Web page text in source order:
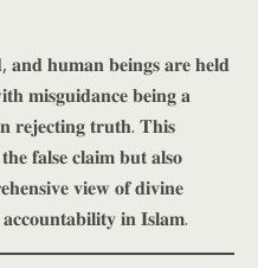
𝐚𝐧𝐝 𝐡𝐮𝐦𝐚𝐧 𝐛𝐞𝐢𝐧𝐠𝐬 𝐚𝐫𝐞 𝐡𝐞𝐥𝐝
𝐦𝐢𝐬𝐠𝐮𝐢𝐝𝐚𝐧𝐜𝐞 𝐛𝐞𝐢𝐧𝐠 𝐚
𝐫𝐞𝐣𝐞𝐜𝐭𝐢𝐧𝐠 𝐭𝐫𝐮𝐭𝐡. 𝐓𝐡𝐢𝐬
𝐟𝐚𝐥𝐬𝐞 𝐜𝐥𝐚𝐢𝐦 𝐛𝐮𝐭 𝐚𝐥𝐬𝐨
𝐯𝐢𝐞𝐰 𝐨𝐟 𝐝𝐢𝐯𝐢𝐧𝐞
𝐢𝐧 𝐈𝐬𝐥𝐚𝐦.